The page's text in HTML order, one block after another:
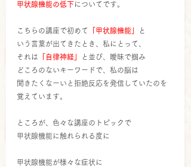
甲状腺機能の低下 についてです。
こちらの講座で初めて 「甲状腺機能」
と
いう言葉が出てきたとき、私にとって、
それは 「自律神経」
と並び、曖昧で掴み
どころのないキーワードで、私の脳は
聞きたくなーいと拒絶反応を発信していたのを
覚えています。
ところが、色々な講座のトピックで
甲状腺機能に触れられる度に
甲状腺機能が様々な症状に